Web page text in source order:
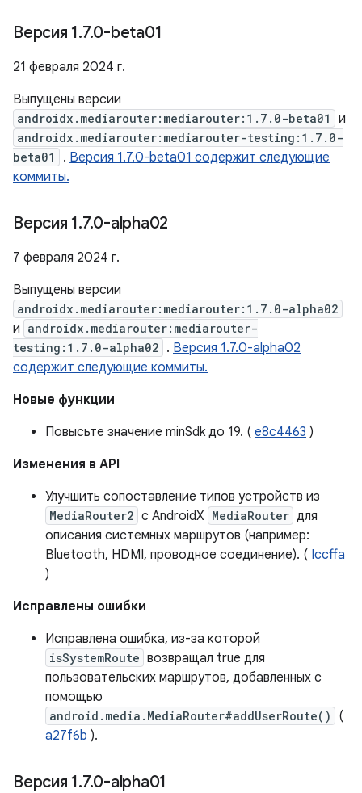
Версия 1.7.0-beta01
21 февраля 2024 г.
Выпущены версии
androidx.mediarouter:mediarouter:1.7.0-beta01 и
androidx.mediarouter:mediarouter-testing:1.7.0-
beta01
. Версия 1.7.0-beta01 содержит следующие
коммиты.
Версия 1.7.0-alpha02
7 февраля 2024 г.
Выпущены версии
androidx.mediarouter:mediarouter:1.7.0-alpha02
и androidx.mediarouter:mediarouter-
testing:1.7.0-alpha02 . Версия 1.7.0-alpha02
содержит следующие коммиты.
Новые функции
Повысьте значение minSdk до 19. ( e8c4463 )
Изменения в API
Улучшить сопоставление типов устройств из
MediaRouter2 с AndroidX MediaRouter для
описания системных маршрутов (например:
Bluetooth, HDMI, проводное соединение). ( Iccffa
)
Исправлены ошибки
Исправлена ​​ошибка, из-за которой
isSystemRoute возвращал true для
пользовательских маршрутов, добавленных с
помощью
android.media.MediaRouter#addUserRoute()
(
a27f6b ).
Версия 1.7.0-alpha01